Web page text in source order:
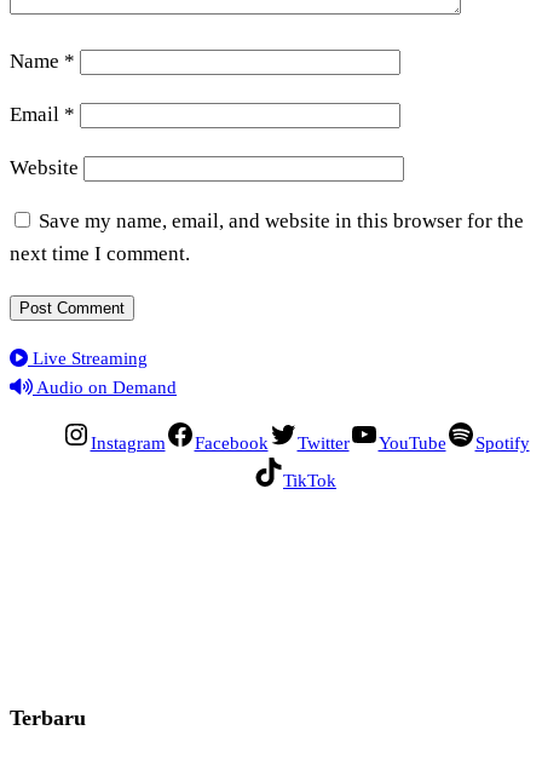
Name *
Email *
Website
Save my name, email, and website in this browser for the
next time I comment.
Live Streaming
Audio on Demand
Instagram Facebook Twitter YouTube
Spotify
TikTok
Terbaru